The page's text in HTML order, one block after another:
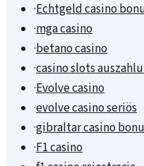
·Echtgeld casino
·mga casino
·betano casino
·casino slots
·Evolve casino
·evolve casino seriös
·gibraltar casino
·F1 casino